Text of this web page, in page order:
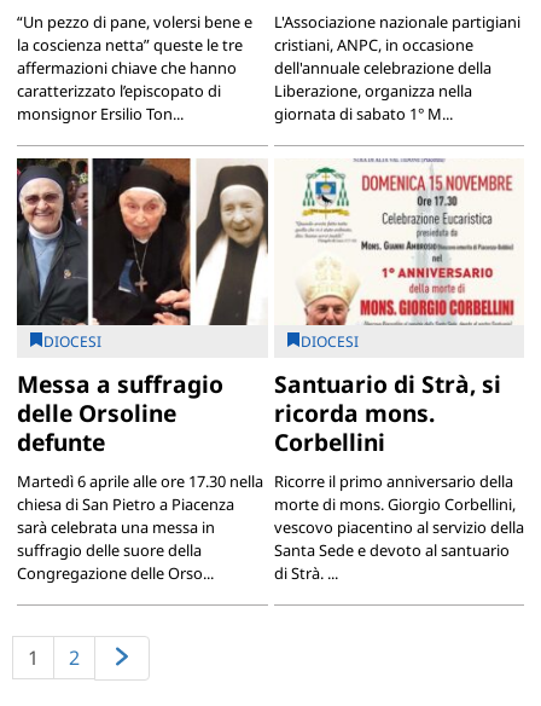
“Un pezzo di pane, volersi bene e
la coscienza netta” queste le tre
affermazioni chiave che hanno
caratterizzato l’episcopato di
monsignor Ersilio Ton...
L'Associazione nazionale partigiani
cristiani, ANPC, in occasione
dell'annuale celebrazione della
Liberazione, organizza nella
giornata di sabato 1° M...
DIOCESI
Messa a suffragio
delle Orsoline
defunte
Martedì 6 aprile alle ore 17.30 nella
chiesa di San Pietro a Piacenza
sarà celebrata una messa in
suffragio delle suore della
Congregazione delle Orso...
DIOCESI
Santuario di Strà, si
ricorda mons.
Corbellini
Ricorre il primo anniversario della
morte di mons. Giorgio Corbellini,
vescovo piacentino al servizio della
Santa Sede e devoto al santuario
di Strà. ...
1 2